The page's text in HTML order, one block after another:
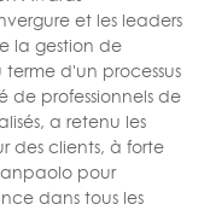
et les leaders
la gestion de
d'un processus
de professionnels de
a retenu les
des clients, à forte
pour
dans tous les